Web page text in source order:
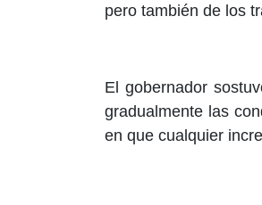
pero también de los
El gobernador
gradualmente las
en que cualquier